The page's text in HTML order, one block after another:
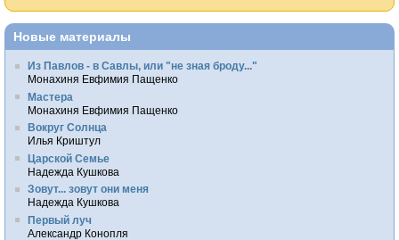
Новые материалы
Из Павлов - в Савлы, или "не зная броду..."
Монахиня Евфимия Пащенко
Мастера
Монахиня Евфимия Пащенко
Вокруг Солнца
Илья Криштул
Царской Семье
Надежда Кушкова
Зовут... зовут они меня
Надежда Кушкова
Первый луч
Александр Конопля